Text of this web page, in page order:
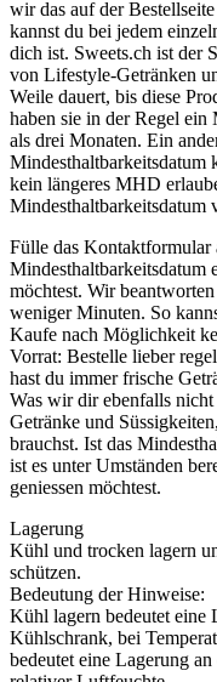
wir das auf der
kannst du bei jedem
dich ist. Sweets.ch ist der
von Lifestyle-Getränken
Weile dauert, bis diese
haben sie in der Regel
als drei Monaten. Ein
Mindesthaltbarkeitsdatum
kein längeres MHD
Mindesthaltbarkeitsdatum
Fülle das Kontaktformular
Mindesthaltbarkeitsdatum
möchtest. Wir
weniger Minuten. So
Kaufe nach Möglichkeit
Vorrat: Bestelle lieber
hast du immer frische
Was wir dir ebenfalls
Getränke und
brauchst. Ist das
ist es unter Umständen
geniessen möchtest.
Lagerung
Kühl und trocken lagern
schützen.
Bedeutung der Hinweise:
Kühl lagern bedeutet eine
Kühlschrank, bei
bedeutet eine Lagerung